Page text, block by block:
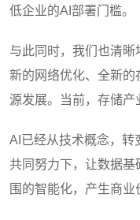
低企业的AI部署门槛。
与此同时，我们也清
新的网络优化、全新
源发展。当前，存储产
AI已经从技术概念，转
共同努力下，让数据
围的智能化，产生商业